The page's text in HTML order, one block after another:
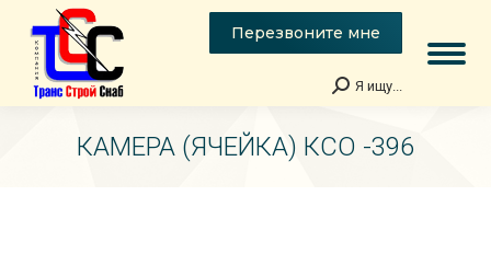
Перезвоните мне
Поиск:
Я ищу...
КАМЕРА (ЯЧЕЙКА) КСО -396